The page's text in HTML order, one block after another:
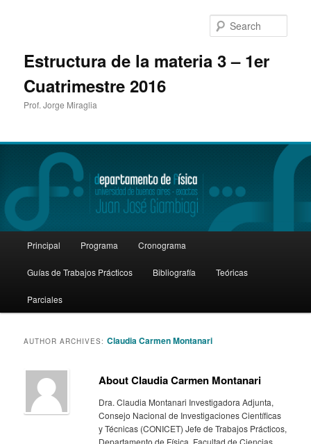
Estructura de la materia 3 – 1er
Cuatrimestre 2016
Prof. Jorge Miraglia
Skip
to
primary
content
Skip
to
secondary
content
Principal Programa Cronograma
Guías de Trabajos Prácticos Bibliografía Teóricas
Parciales
AUTHOR ARCHIVES:Claudia Carmen Montanari
About Claudia Carmen Montanari
Dra. Claudia Montanari Investigadora Adjunta,
Consejo Nacional de Investigaciones Científicas
y Técnicas (CONICET) Jefe de Trabajos Prácticos,
Departamento de Física, Facultad de Ciencias